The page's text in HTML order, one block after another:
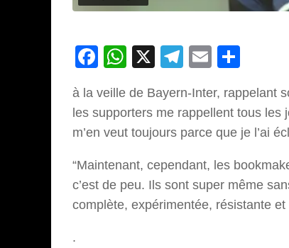
Facebook
WhatsApp
X Telegram
Email
à la veille de Bayern-Inter, rappelant
les supporters me rappellent tous les
m’en veut toujours parce que je l’ai
“Maintenant, cependant, les
c’est de peu. Ils sont super même
complète, expérimentée, résistante
.